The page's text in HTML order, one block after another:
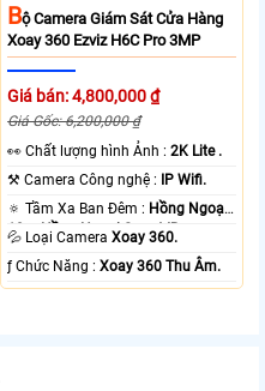
BỘ Camera Giám Sát Cửa Hàng
Xoay 360 Ezviz H6C Pro 3MP
Giá bán: 4,800,000 ₫
Giá Gốc: 6,200,000 ₫
️👀 Chất lượng hình Ảnh :2K Lite .
⚒ Camera Công nghệ :
IP Wifi.
🔅 Tầm Xa Ban Đêm : Hồng Ngoại
10m Hồng Ngoại Smart IR.
💦 Loại CameraXoay 360.
️ƒ Chức Năng :Xoay 360 Thu Âm.